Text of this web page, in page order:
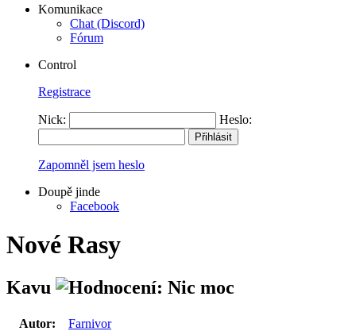
Komunikace
Chat (Discord)
Fórum
Control
Registrace
Nick: Heslo:
Zapomněl jsem heslo
Doupě jinde
Facebook
Nové Rasy
Kavu
Autor:
Farnivor